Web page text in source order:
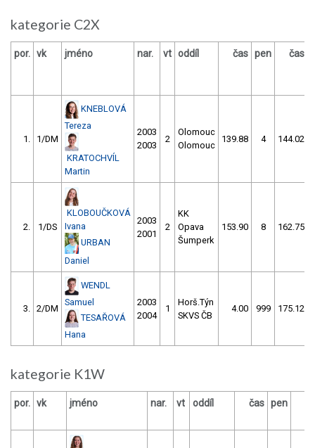
kategorie C2X
por. vk jméno nar. vt oddíl čas pen čas
1. 1/DM
KNEBLOVÁ
Tereza
KRATOCHVÍL
Martin
2003
2003
2
Olomouc
Olomouc
139.88 4 144.02
2. 1/DS
KLOBOUČKOVÁ
Ivana
URBAN
Daniel
2003
2001
2
KK
Opava
Šumperk
153.90 8 162.75
3. 2/DM
WENDL
Samuel
TESAŘOVÁ
Hana
2003
2004
1
Horš.Týn
SKVS ČB
4.00 999 175.12
kategorie K1W
por. vk jméno nar. vt oddíl čas pen